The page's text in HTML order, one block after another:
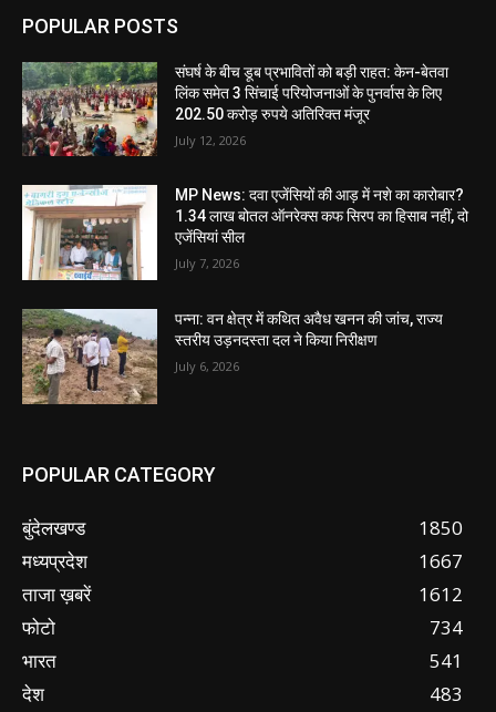
POPULAR POSTS
संघर्ष के बीच डूब प्रभावितों को बड़ी राहत: केन-बेतवा
लिंक समेत 3 सिंचाई परियोजनाओं के पुनर्वास के लिए
202.50 करोड़ रुपये अतिरिक्त मंजूर
July 12, 2026
MP News: दवा एजेंसियों की आड़ में नशे का कारोबार?
1.34 लाख बोतल ऑनरेक्स कफ सिरप का हिसाब नहीं, दो
एजेंसियां सील
July 7, 2026
पन्ना: वन क्षेत्र में कथित अवैध खनन की जांच, राज्य
स्तरीय उड़नदस्ता दल ने किया निरीक्षण
July 6, 2026
POPULAR CATEGORY
बुंदेलखण्ड
1850
मध्यप्रदेश
1667
ताजा ख़बरें
1612
फोटो
734
भारत
541
देश
483